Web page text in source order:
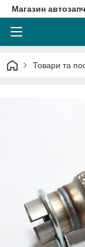
Магазин
Товари та